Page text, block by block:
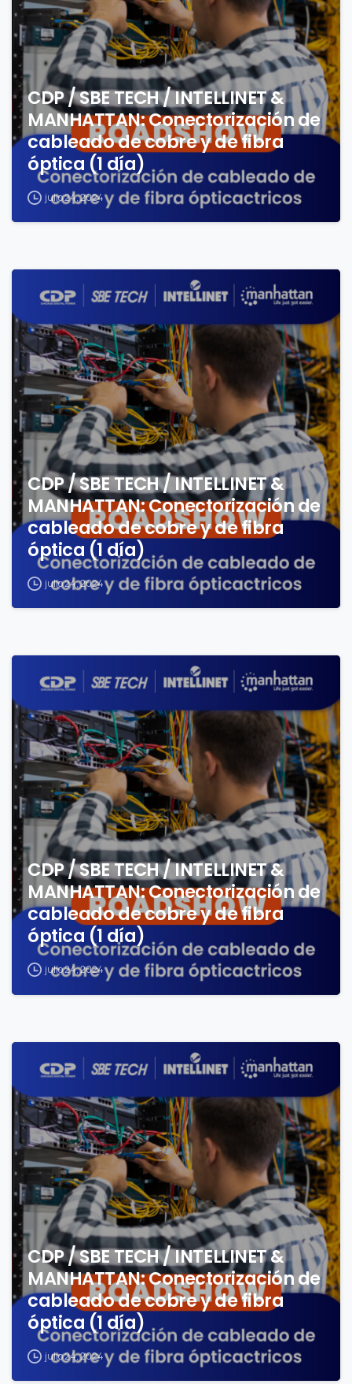
CDP / SBE TECH / INTELLINET &
MANHATTAN: Conectorización de
cableado de cobre y de fibra
óptica (1 día)
julio 24, 2024
CDP / SBE TECH / INTELLINET &
MANHATTAN: Conectorización de
cableado de cobre y de fibra
óptica (1 día)
julio 24, 2024
CDP / SBE TECH / INTELLINET &
MANHATTAN: Conectorización de
cableado de cobre y de fibra
óptica (1 día)
julio 24, 2024
CDP / SBE TECH / INTELLINET &
MANHATTAN: Conectorización de
cableado de cobre y de fibra
óptica (1 día)
julio 24, 2024